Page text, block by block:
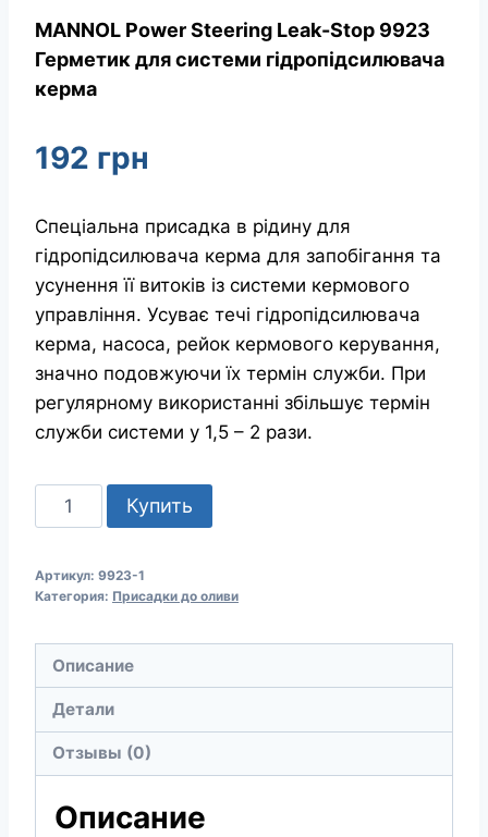
MANNOL Power Steering Leak-Stop 9923
Герметик для системи гідропідсилювача
керма
192 грн
Спеціальна присадка в рідину для
гідропідсилювача керма для запобігання та
усунення її витоків із системи кермового
управління. Усуває течі гідропідсилювача
керма, насоса, рейок кермового керування,
значно подовжуючи їх термін служби. При
регулярному використанні збільшує термін
служби системи у 1,5 – 2 рази.
Количество
товара
Power
Leak-
Stop
9923
Герметик
для
гідропідсилювача
Купить
Артикул: 9923-1
Категория: Присадки до оливи
Описание
Детали
Отзывы (0)
Описание